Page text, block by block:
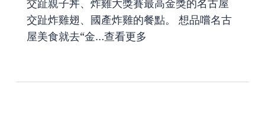
交趾親子丼、炸雞大獎賽最高金獎的名古屋
交趾炸雞翅、國產炸雞的餐點。 想品嚐名古
屋美食就去“金…查看更多